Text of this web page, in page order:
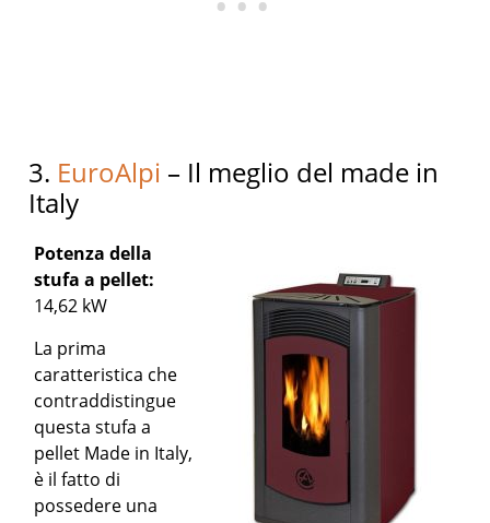
3. EuroAlpi – Il meglio del made in
Italy
Potenza della
stufa a pellet:
14,62 kW
La prima
caratteristica che
contraddistingue
questa stufa a
pellet Made in Italy,
è il fatto di
possedere una